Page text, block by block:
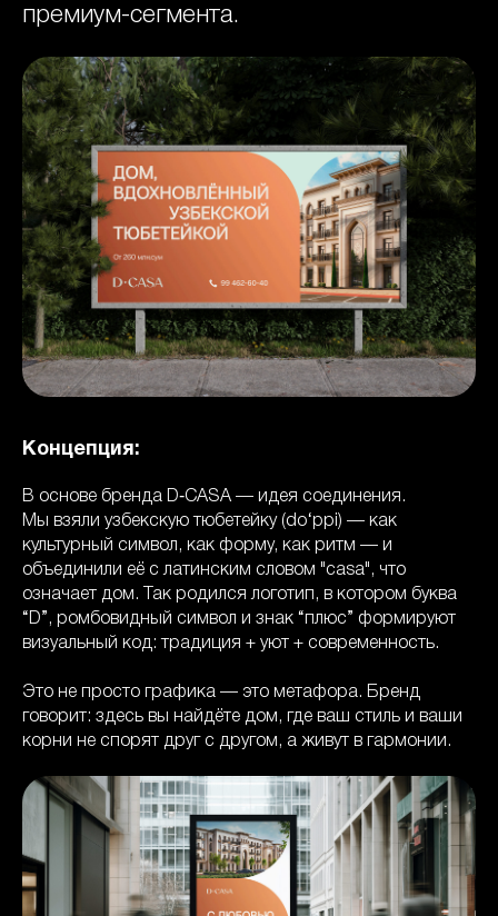
премиум-сегмента.
Концепция:
В основе бренда D‑CASA — идея соединения.
Мы взяли узбекскую тюбетейку (do‘ppi) — как
культурный символ, как форму, как ритм — и
объединили её с латинским словом "casa", что
означает дом. Так родился логотип, в котором буква
“D”, ромбовидный символ и знак “плюс” формируют
визуальный код: традиция + уют + современность.
Это не просто графика — это метафора. Бренд
говорит: здесь вы найдёте дом, где ваш стиль и ваши
корни не спорят друг с другом, а живут в гармонии.